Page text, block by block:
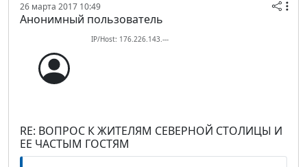
26 марта 2017 10:49
Анонимный пользователь
IP/Host: 176.226.143.---
RE: ВОПРОС К ЖИТЕЛЯМ СЕВЕРНОЙ СТОЛИЦЫ И
ЕЕ ЧАСТЫМ ГОСТЯМ